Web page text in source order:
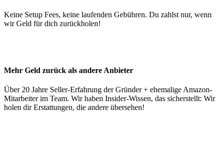
Keine Setup Fees, keine laufenden Gebühren. Du zahlst nur, wenn
wir Geld für dich zurückholen!
Mehr Geld zurück als andere Anbieter
Über 20 Jahre Seller-Erfahrung der Gründer + ehemalige Amazon-
Mitarbeiter im Team. Wir haben Insider-Wissen, das sicherstellt: Wir
holen dir Erstattungen, die andere übersehen!